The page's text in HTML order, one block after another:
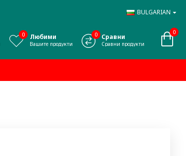
BULGARIAN
Любими
Вашите продукти
0 Сравни
Сравни продукти
0 0